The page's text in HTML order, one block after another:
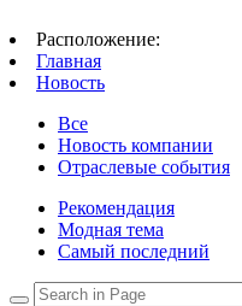
Расположение:
Главная
Новость
Все
Новость компании
Отраслевые события
Рекомендация
Модная тема
Самый последний